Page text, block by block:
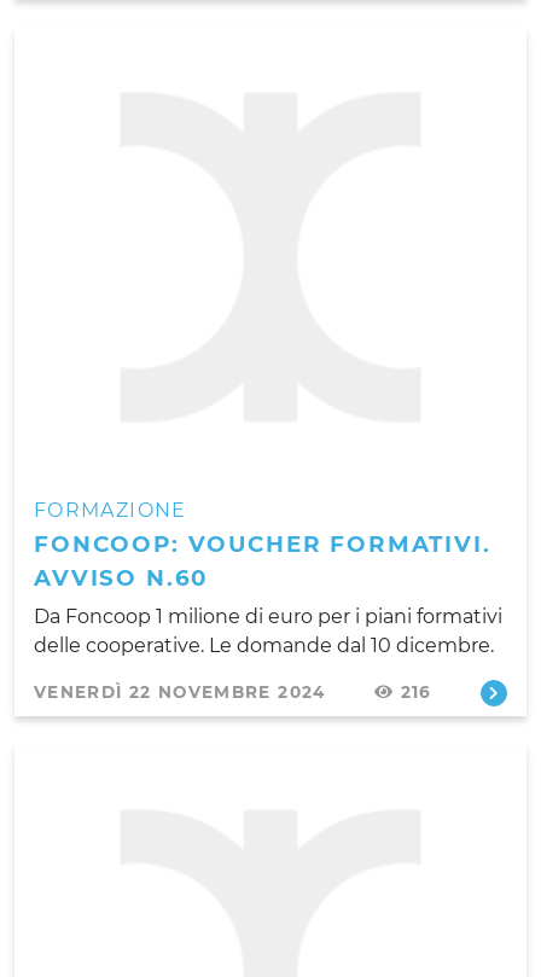
FORMAZIONE
FONCOOP: VOUCHER FORMATIVI.
AVVISO N.60
Da Foncoop 1 milione di euro per i piani formativi
delle cooperative. Le domande dal 10 dicembre.
VENERDÌ 22 NOVEMBRE 2024 216